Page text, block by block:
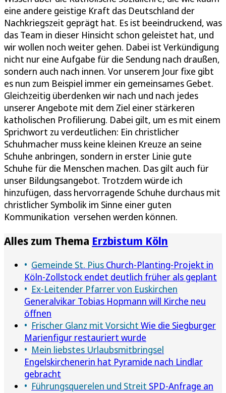
eine andere geistige Kraft das Deutschland der
Nachkriegszeit geprägt hat. Es ist beeindruckend, was
das Team in dieser Hinsicht schon geleistet hat, und
wir wollen noch weiter gehen. Dabei ist Verkündigung
nicht nur eine Aufgabe für die Sendung nach draußen,
sondern auch nach innen. Vor unserem Jour fixe gibt
es nun zum Beispiel immer ein gemeinsames Gebet.
Gleichzeitig überdenken wir nach und nach jedes
unserer Angebote mit dem Ziel einer stärkeren
katholischen Profilierung. Dabei gilt, um es mit einem
Sprichwort zu verdeutlichen: Ein christlicher
Schuhmacher muss keine kleinen Kreuze an seine
Schuhe anbringen, sondern in erster Linie gute
Schuhe für die Menschen machen. Das gilt auch für
unser Bildungsangebot. Trotzdem würde ich
hinzufügen, dass hervorragende Schuhe durchaus mit
christlicher Symbolik im Sinne einer guten
Kommunikation versehen werden können.
Alles zum Thema Erzbistum Köln
Gemeinde St. Pius Church-Planting-Projekt in
Köln-Zollstock endet deutlich früher als geplant
Ex-Leitender Pfarrer von Euskirchen
Generalvikar Tobias Hopmann will Kirche neu
öffnen
Frischer Glanz mit Vorsicht Wie die Siegburger
Marienfigur restauriert wurde
Mein liebstes Urlaubsmitbringsel
Engelskirchenerin hat Pyramide nach Lindlar
gebracht
Führungsquerelen und Streit SPD-Anfrage an